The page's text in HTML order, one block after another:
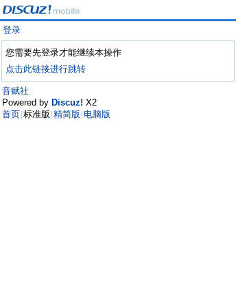
登录
您需要先登录才能继续本操作
点击此链接进行跳转
音赋社
Powered by Discuz! X2
首页 标准版 精简版 电脑版